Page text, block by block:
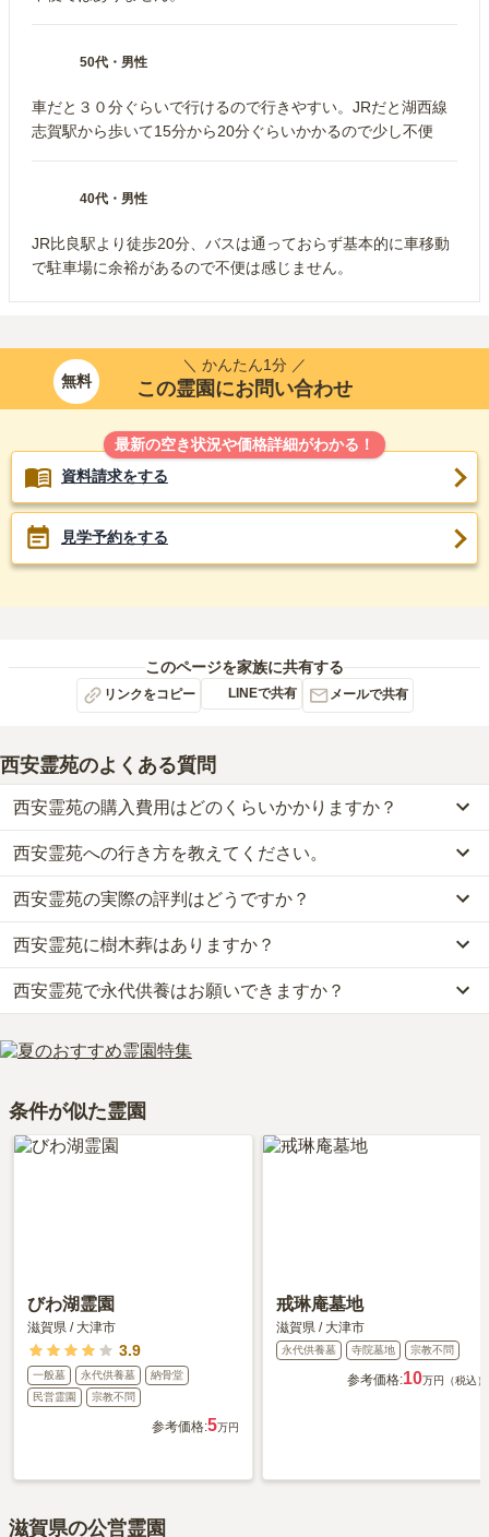
50代 ・ 男性
車だと３０分ぐらいで行けるので行きやすい。JRだと湖西線
志賀駅から歩いて15分から20分ぐらいかかるので少し不便
40代 ・ 男性
JR比良駅より徒歩20分、バスは通っておらず基本的に車移動
で駐車場に余裕があるので不便は感じません。
無料
＼ かんたん1分 ／
この霊園にお問い合わせ
最新の空き状況や価格詳細がわかる！
資料請求をする
見学予約をする
このページを家族に共有する
リンクをコピー LINEで共有 メールで共有
西安霊苑のよくある質問
西安霊苑の購入費用はどのくらいかかりますか？
西安霊苑では、一般墓が約24万円(墓石代別)から、樹木葬が約40万
円から、永代供養墓が約35万円からお求めいただけます。
なお、西安霊苑がある滋賀県の相場は、一般墓が約46万円（墓石代
別途）、樹木葬が約52万円、永代供養墓が約53万円です。
お墓は、価格が高いものがよい、安いものが悪い、という訳ではあ
きる場所を選ぶことです。
西安霊苑への行き方を教えてください。
公共交通機関の場合、JR湖西線「志賀駅」から徒歩約17分・江若
交通バスに乗車、「びわ湖バレイ口バス停」下車徒歩約5分です。
車の場合、名神高速道路「栗東インター」から車で約45分です。
詳しいルートや地図は、本ページの「地図・交通アクセス」欄をご
確認ください。
西安霊苑の実際の評判はどうですか？
当サイトに寄せられた総合評価は、4.1点です。特に交通利便性、
設備・環境、管理状況が高く評価されています。
利用者様からは「霊園事務所に職員が常駐していてお花も売ってい
るので便利。近くには食事処や喫茶店もあるので休憩も取りやす
い。」といったお声をいただいております。
西安霊苑に樹木葬はありますか？
はい、西安霊苑には2種類の樹木葬がございます。
費用は、約40万円からとなっております。
西安霊苑がある滋賀県の樹木葬の相場価格は、約52万円です。
樹木葬について詳しく知りたい方は『
西安霊苑で永代供養はお願いできますか？
はい、西安霊苑は永代供養に対応しています。
費用は、約35万円からとなっております。
永代供養について詳しく知りたい方は『
解説！』をご覧ください。
条件が似た霊園
びわ湖霊園
滋賀県 / 大津市
3.9
一般墓 永代供養墓
納骨堂
民営霊園
宗教不問
参考価格:5万円
戒琳庵墓地
滋賀県 / 大津市
永代供養墓 寺院墓地 宗教不問
参考価格:10万円（税込）
滋賀県の公営霊園